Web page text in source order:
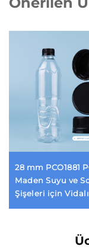
28 mm PCO1881
Maden Suyu ve
Şişeleri için
Gazlı İçecek